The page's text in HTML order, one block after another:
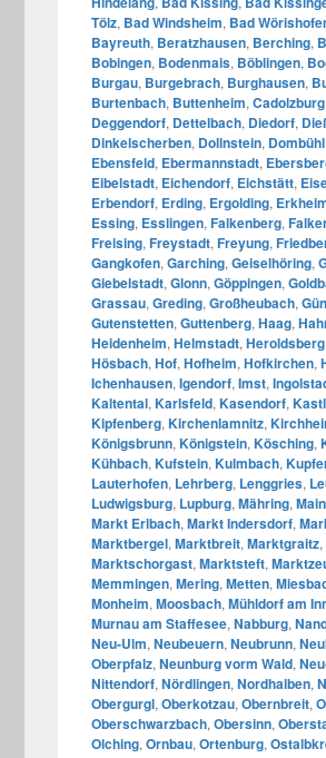
Tölz, Bad Windsheim, Bad
Bayreuth, Beratzhausen, Berching,
Bobingen, Bodenmais, Böblingen,
Burgau, Burgebrach, Burghausen,
Burtenbach, Buttenheim, Cadolzburg
Deggendorf, Dettelbach, Diedorf,
Dinkelscherben, Dollnstein, Dombühl
Ebensfeld, Ebermannstadt,
Eibelstadt, Eichendorf, Eichstätt,
Erbendorf, Erding, Ergolding,
Essing, Esslingen, Falkenberg,
Freising, Freystadt, Freyung,
Gangkofen, Garching, Geiselhöring,
Giebelstadt, Glonn, Göppingen,
Grassau, Greding, Großheubach,
Gutenstetten, Guttenberg, Haag,
Heidenheim, Helmstadt, Heroldsberg
Hösbach, Hof, Hofheim, Hofkirchen,
Ichenhausen, Igendorf, Imst,
Kaltental, Karlsfeld, Kasendorf, Kastl
Kipfenberg, Kirchenlamnitz,
Königsbrunn, Königstein, Kösching,
Kühbach, Kufstein, Kulmbach,
Lauterhofen, Lehrberg, Lenggries,
Ludwigsburg, Lupburg, Mähring,
Markt Erlbach, Markt Indersdorf,
Marktbergel, Marktbreit, Marktgraitz,
Marktschorgast, Marktsteft,
Memmingen, Mering, Metten,
Monheim, Moosbach, Mühldorf am
Murnau am Staffesee, Nabburg,
Neu-Ulm, Neubeuern, Neubrunn,
Oberpfalz, Neunburg vorm Wald,
Nittendorf, Nördlingen, Nordhalben,
Obergurgl, Oberkotzau, Obernbreit,
Oberschwarzbach, Obersinn,
Olching, Ornbau, Ortenburg,